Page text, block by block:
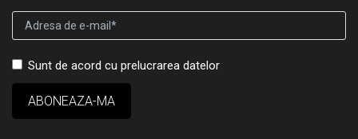
Sunt de acord cu prelucrarea datelor